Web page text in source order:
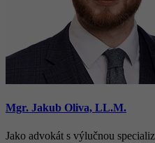
Mgr. Jakub Oliva, LL.M.
Jako advokát s výlučnou